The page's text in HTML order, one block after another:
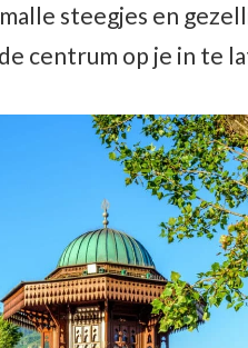
steegjes en
centrum op je in te